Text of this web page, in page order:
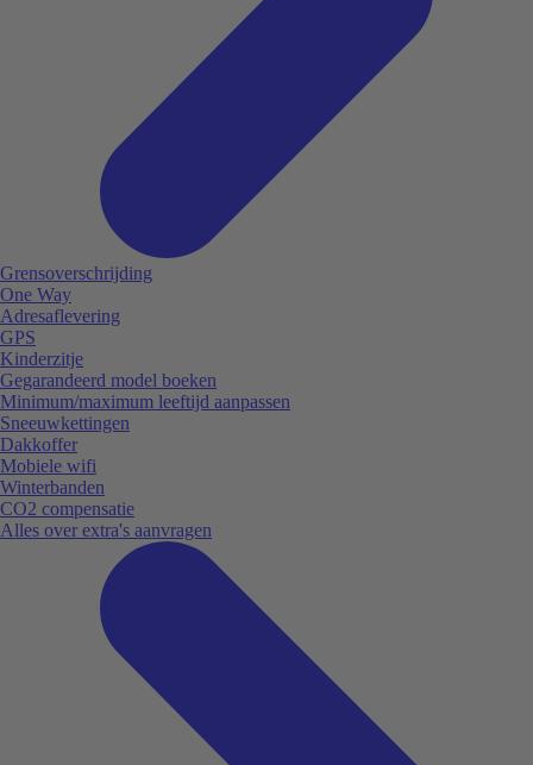
Grensoverschrijding
One Way
Adresaflevering
GPS
Kinderzitje
Gegarandeerd model boeken
Minimum/maximum leeftijd aanpassen
Sneeuwkettingen
Dakkoffer
Mobiele wifi
Winterbanden
CO2 compensatie
Alles over extra's aanvragen